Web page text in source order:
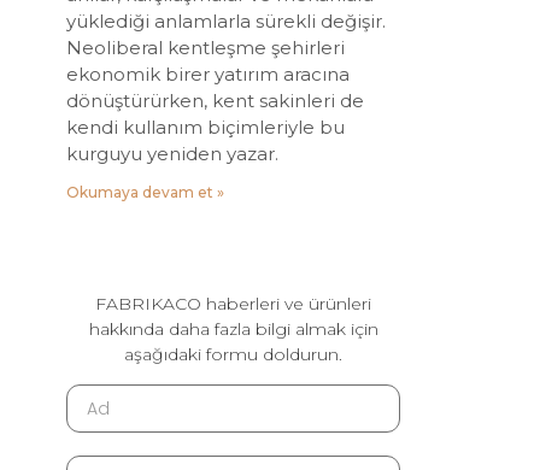
yüklediği anlamlarla sürekli değişir.
Neoliberal kentleşme şehirleri
ekonomik birer yatırım aracına
dönüştürürken, kent sakinleri de
kendi kullanım biçimleriyle bu
kurguyu yeniden yazar.
Okumaya devam et »
FABRIKACO haberleri ve ürünleri
hakkında daha fazla bilgi almak için
aşağıdaki formu doldurun.